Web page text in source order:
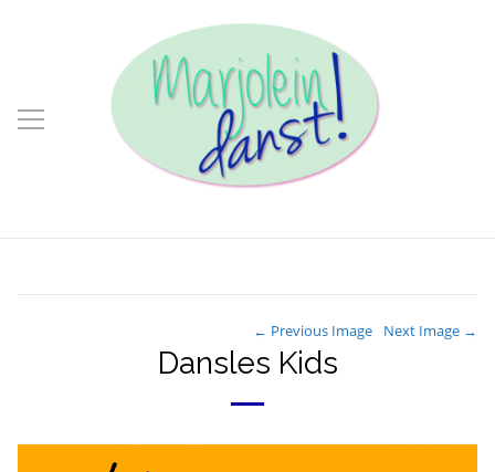
← Previous Image Next Image →
Dansles Kids